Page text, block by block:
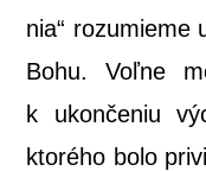
nia“ roz­umie­me
Bohu. Voľ­ne
k ukon­če­niu
kto­ré­ho bolo